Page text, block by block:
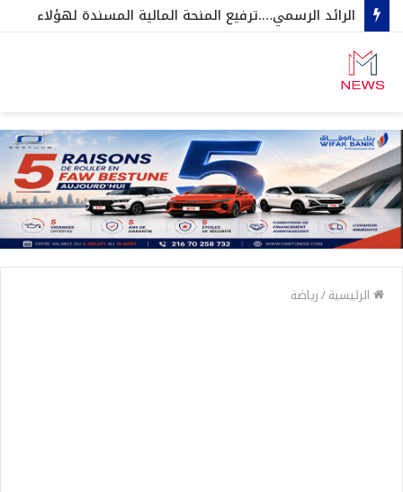
الرائد الرسمي….ترفيع المنحة المالية المسندة لهؤلاء
الرئيسية/رياضة